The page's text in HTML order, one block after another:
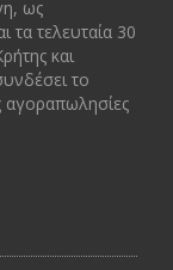
ως
τα τελευταία 30
και
το
αγοραπωλησίες